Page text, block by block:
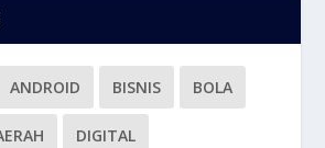
ANDROID BISNIS BOLA
DIGITAL